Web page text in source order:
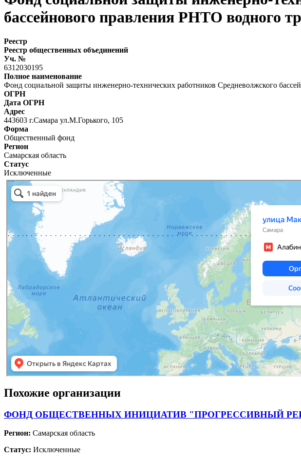
бассейнового правления РНТО водного
Реестр
Реестр общественных объединений
Уч. №
6312030195
Полное наименование
Фонд социальной защиты инженерно-технических работников Средневолжского
ОГРН
Дата ОГРН
Адрес
443603 г.Самара ул.М.Горького, 105
Форма
Общественный фонд
Регион
Самарская область
Статус
Исключенные
Похожие организации
ФОНД ОБЩЕСТВЕННЫХ ИНИЦИАТИВ "ПРОГРЕССИВНЫЙ
Регион: Самарская область
Статус: Исключенные